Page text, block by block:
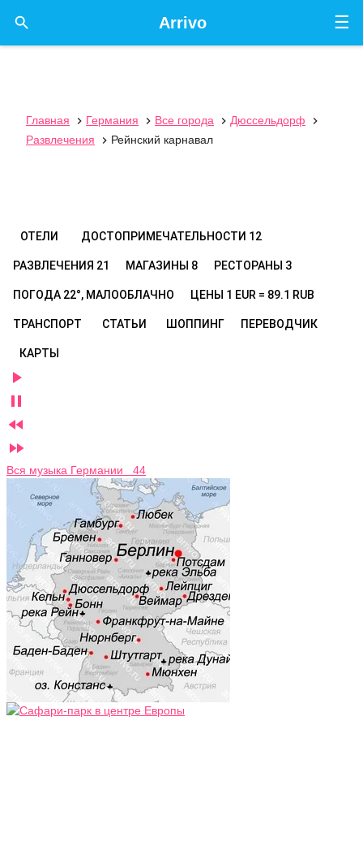
☰
Arrivo

Главная  Германия  Все города  Дюссельдорф

Развлечения
 Рейнский карнавал
ОТЕЛИ ДОСТОПРИМЕЧАТЕЛЬНОСТИ 12
РАЗВЛЕЧЕНИЯ 21 МАГАЗИНЫ 8 РЕСТОРАНЫ 3
ПОГОДА 22°, МАЛООБЛАЧНО ЦЕНЫ 1 EUR = 89.1 RUB
ТРАНСПОРТ СТАТЬИ ШОППИНГ ПЕРЕВОДЧИК
КАРТЫ




Вся музыка Германии 44